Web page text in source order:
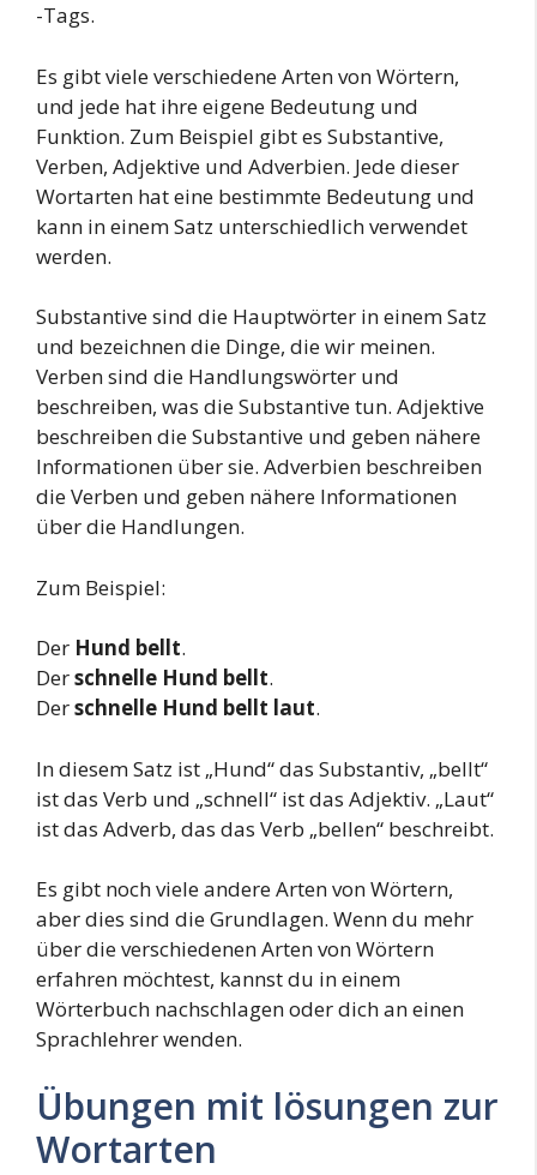
-Tags.
Es gibt viele verschiedene Arten von Wörtern,
und jede hat ihre eigene Bedeutung und
Funktion. Zum Beispiel gibt es Substantive,
Verben, Adjektive und Adverbien. Jede dieser
Wortarten hat eine bestimmte Bedeutung und
kann in einem Satz unterschiedlich verwendet
werden.
Substantive sind die Hauptwörter in einem Satz
und bezeichnen die Dinge, die wir meinen.
Verben sind die Handlungswörter und
beschreiben, was die Substantive tun. Adjektive
beschreiben die Substantive und geben nähere
Informationen über sie. Adverbien beschreiben
die Verben und geben nähere Informationen
über die Handlungen.
Zum Beispiel:
Der Hund bellt.
Derschnelle Hund bellt.
Derschnelle Hund bellt laut.
In diesem Satz ist „Hund“ das Substantiv, „bellt“
ist das Verb und „schnell“ ist das Adjektiv. „Laut“
ist das Adverb, das das Verb „bellen“ beschreibt.
Es gibt noch viele andere Arten von Wörtern,
aber dies sind die Grundlagen. Wenn du mehr
über die verschiedenen Arten von Wörtern
erfahren möchtest, kannst du in einem
Wörterbuch nachschlagen oder dich an einen
Sprachlehrer wenden.
Übungen mit lösungen zur
Wortarten